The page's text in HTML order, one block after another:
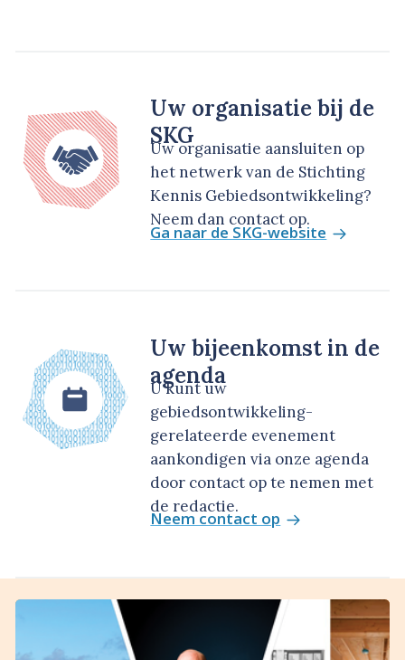
Uw organisatie bij de
SKG
Uw organisatie aansluiten op
het netwerk van de Stichting
Kennis Gebiedsontwikkeling?
Neem dan contact op.
Ga naar de SKG-website
Uw bijeenkomst in de
agenda
U kunt uw
gebiedsontwikkeling-
gerelateerde evenement
aankondigen via onze agenda
door contact op te nemen met
de redactie.
Neem contact op